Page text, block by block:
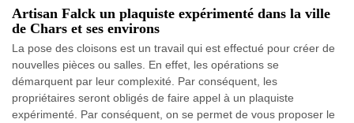
Artisan Falck un plaquiste expérimenté dans la ville
de Chars et ses environs
La pose des cloisons est un travail qui est effectué pour créer de
nouvelles pièces ou salles. En effet, les opérations se
démarquent par leur complexité. Par conséquent, les
propriétaires seront obligés de faire appel à un plaquiste
expérimenté. Par conséquent, on se permet de vous proposer le